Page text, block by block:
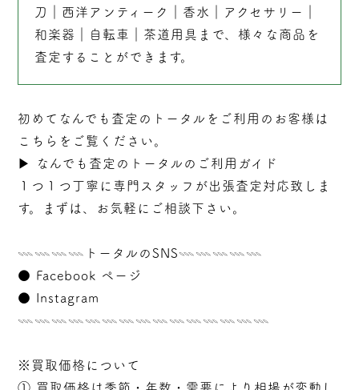
刀
西洋アンティーク 香水 アクセサリー
和楽器
自転車 茶道用具 まで、様々な商品を
査定することができます。
初めてなんでも査定のトータルをご利用のお客様は
こちらをご覧ください。
▶︎
なんでも査定のトータルのご利用ガイド
１つ１つ丁寧に専門スタッフが出張査定対応致しま
す。まずは、お気軽にご相談下さい。
𓇠𓇠𓇠𓇠トータルのSNS𓇠𓇠𓇠𓇠𓇠
● Facebook ページ
●
Instagram
𓇠𓇠𓇠𓇠𓇠𓇠𓇠𓇠𓇠𓇠𓇠𓇠𓇠𓇠𓇠
※買取価格について
① 買取価格は季節・年数・需要により相場が変動し